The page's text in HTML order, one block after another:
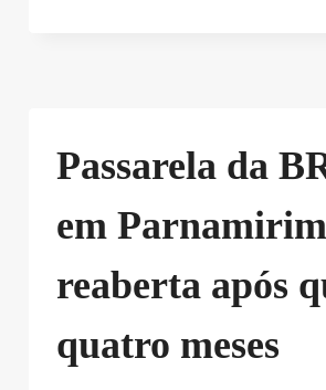
Passarela da
em
reaberta após
quatro meses